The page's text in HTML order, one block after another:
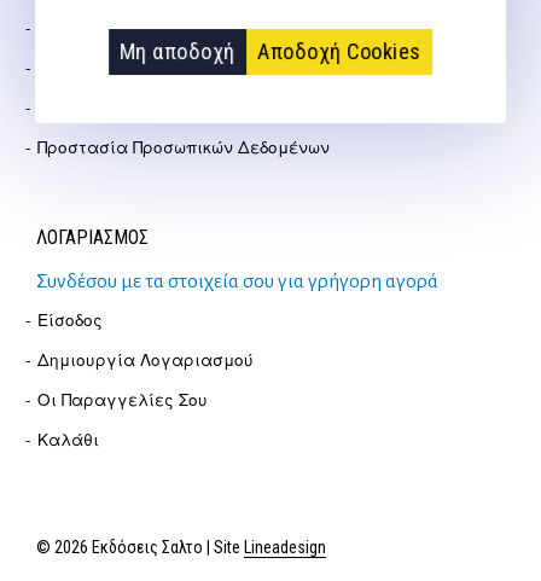
Μη αποδοχή Αποδοχή Cookies
Τρόποι Πληρωμής
Πολιτική Επιστροφών
Προστασία Προσωπικών Δεδομένων
ΛΟΓΑΡΙΑΣΜΟΣ
Συνδέσου με τα στοιχεία σου για γρήγορη αγορά
Είσοδος
Δημιουργία Λογαριασμού
Οι Παραγγελίες Σου
Καλάθι
© 2026 Εκδόσεις Σαλτο | Site Lineadesign